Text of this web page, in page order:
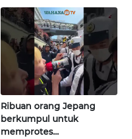
Ribuan orang Jepang
berkumpul untuk
memprotes